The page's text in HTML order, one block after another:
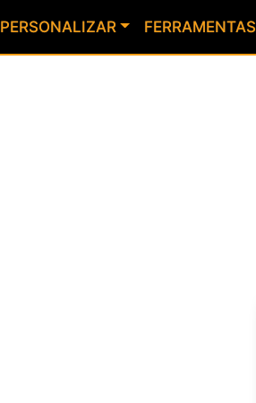
PERSONALIZAR FERRAMENTAS